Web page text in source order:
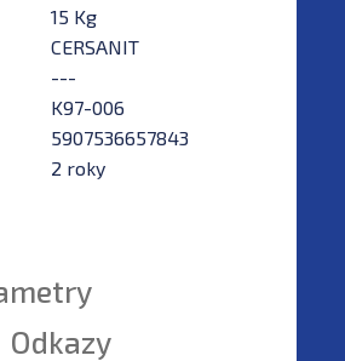
15 Kg
CERSANIT
---
K97-006
5907536657843
2 roky
Odkazy